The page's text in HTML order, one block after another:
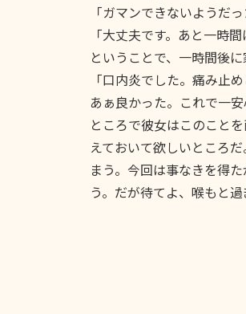
「ガマンできないようだ
「大丈夫です。あと一時
ということで、一時間後
「口内炎でした。痛み止
あぁ良かった。これで一安
ところで彼女はこのこと
えておいて欲しいところ
まう。今回は事なきを得
う。だが待てよ、喉もと